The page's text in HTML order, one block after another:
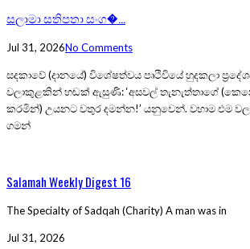
සලාමා සතිපතා සංග�...
Jul 31, 2026No Comments
සදකාවේ (දානයේ) විශේෂත්වය පෘථිවියේ හුදකලා
වලාකුළකින් හඬක් ඇසුණි: ‘අසවල් තැනැත්තාගේ
කරමින්) උයනට වතුර දමන්න!’ යනුවෙන්. වහාම එම
ගමන්
Salamah Weekly Digest 16
The Specialty of Sadqah (Charity) A man was in
Jul 31, 2026